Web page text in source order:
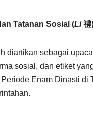
Tatanan Sosial (Li 禮
diartikan sebagai
sosial, dan etiket
Enam Dinasti di